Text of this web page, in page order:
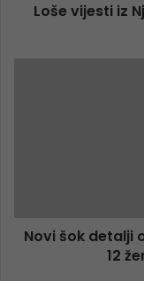
Loše vijesti iz
Novi šok detalji
12